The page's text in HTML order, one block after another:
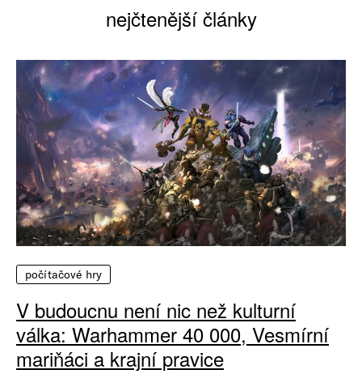
nejčtenější články
počítačové hry
V budoucnu není nic než kulturní
válka: Warhammer 40 000, Vesmírní
mariňáci a krajní pravice